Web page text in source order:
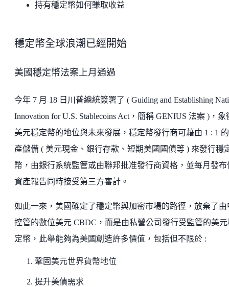
持有穩定幣如何賺取收益
穩定幣全球浪潮已經開始
美國穩定幣法案上月通過
今年 7 月 18 日川普總統簽署了 ( Guiding and Establishing
Innovation for U.S. Stablecoins Act，簡稱 GENIUS 法案 )，象
美元穩定幣的地位與未來發展，穩定幣發行商可藉由 1 : 1
產儲備 ( 美元現金、銀行存款、短期美國國債等 ) 來發行穩
幣，由銀行系統監管或由聯邦批准發行商資格，並每月發布
資產報告同時接受第三方審計。
如此一來，美國確定了穩定幣與加密市場的路徑，放棄了由
控管的數位美元 CBDC，而是由私營公司發行受監管的美元
定幣，此舉能夠為美國創造許多價值，包括但不限於 :
鞏固美元世界貨幣地位
提升美債需求